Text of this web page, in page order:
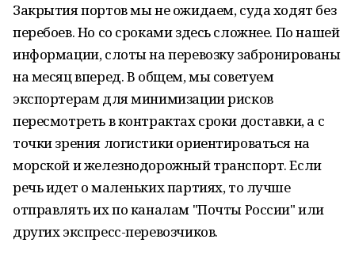
Закрытия портов мы не ожидаем, суда ходят без
перебоев. Но со сроками здесь сложнее. По нашей
информации, слоты на перевозку забронированы
на месяц вперед. В общем, мы советуем
экспортерам для минимизации рисков
пересмотреть в контрактах сроки доставки, а с
точки зрения логистики ориентироваться на
морской и железнодорожный транспорт. Если
речь идет о маленьких партиях, то лучше
отправлять их по каналам "Почты России" или
других экспресс-перевозчиков.